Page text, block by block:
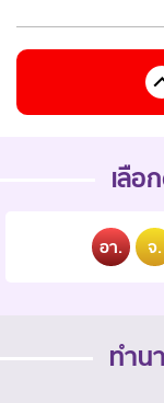
เลือ
อา. จ.
ทำน